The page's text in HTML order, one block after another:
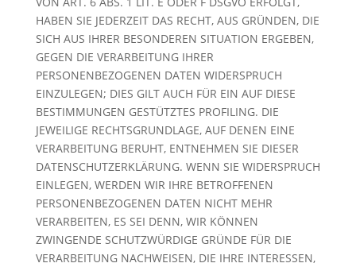
HABEN SIE JEDERZEIT DAS RECHT, AUS GRÜNDEN, DIE
SICH AUS IHRER BESONDEREN SITUATION ERGEBEN,
GEGEN DIE VERARBEITUNG IHRER
PERSONENBEZOGENEN DATEN WIDERSPRUCH
EINZULEGEN; DIES GILT AUCH FÜR EIN AUF DIESE
BESTIMMUNGEN GESTÜTZTES PROFILING. DIE
JEWEILIGE RECHTSGRUNDLAGE, AUF DENEN EINE
VERARBEITUNG BERUHT, ENTNEHMEN SIE DIESER
DATENSCHUTZERKLÄRUNG. WENN SIE WIDERSPRUCH
EINLEGEN, WERDEN WIR IHRE BETROFFENEN
PERSONENBEZOGENEN DATEN NICHT MEHR
VERARBEITEN, ES SEI DENN, WIR KÖNNEN
ZWINGENDE SCHUTZWÜRDIGE GRÜNDE FÜR DIE
VERARBEITUNG NACHWEISEN, DIE IHRE INTERESSEN,